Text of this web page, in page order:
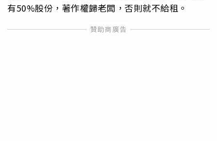
有50%股份，著作權歸老闆，否則就不給租。